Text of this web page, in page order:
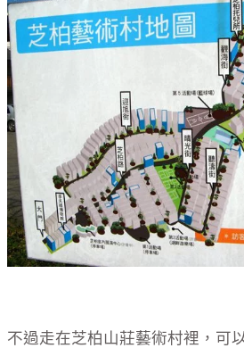
不過走在芝柏山莊藝術村裡，可